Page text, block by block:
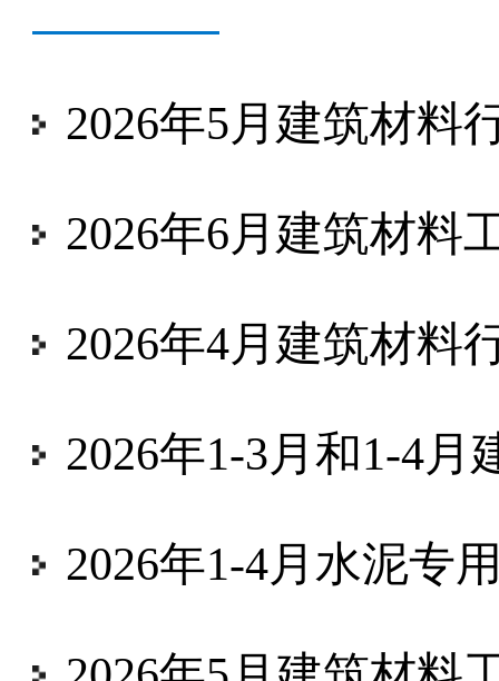
2026年5月建筑材料
2026年6月建筑材料工业景气指数
2026年4月建筑材料
2026年1-3月和1-4月建
2026年1-4月水泥专